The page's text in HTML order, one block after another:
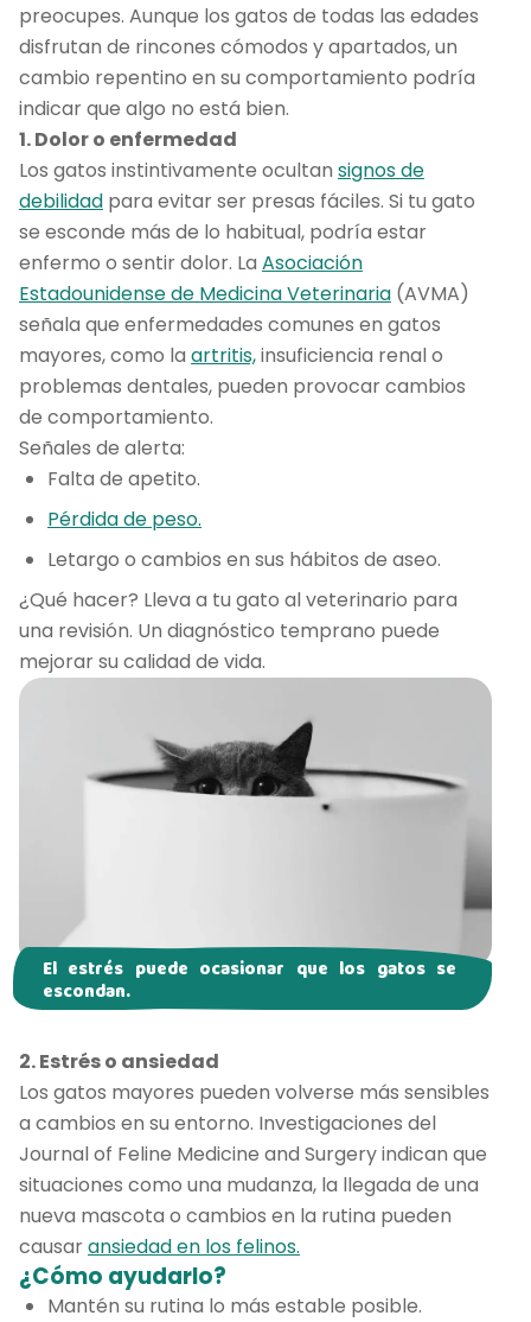
preocupes. Aunque los gatos de todas las edades
disfrutan de rincones cómodos y apartados, un
cambio repentino en su comportamiento podría
indicar que algo no está bien.
1. Dolor o enfermedad
Los gatos instintivamente ocultan signos de
debilidad para evitar ser presas fáciles. Si tu gato
se esconde más de lo habitual, podría estar
enfermo o sentir dolor. La Asociación
Estadounidense de Medicina Veterinaria (AVMA)
señala que enfermedades comunes en gatos
mayores, como la artritis,insuficiencia renal o
problemas dentales, pueden provocar cambios
de comportamiento.
Señales de alerta:
Falta de apetito.
Pérdida de peso.
Letargo o cambios en sus hábitos de aseo.
¿Qué hacer? Lleva a tu gato al veterinario para
una revisión. Un diagnóstico temprano puede
mejorar su calidad de vida.
El estrés puede ocasionar que los gatos se
escondan.
2. Estrés o ansiedad
Los gatos mayores pueden volverse más sensibles
a cambios en su entorno. Investigaciones del
Journal of Feline Medicine and Surgery indican que
situaciones como una mudanza, la llegada de una
nueva mascota o cambios en la rutina pueden
causaransiedad en los felinos.
¿Cómo ayudarlo?
Mantén su rutina lo más estable posible.